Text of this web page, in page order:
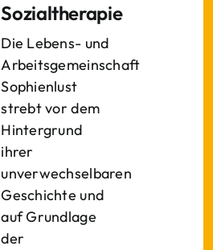
Sozialtherapie
Die Lebens- und
Arbeitsgemeinschaft
Sophienlust
strebt vor dem
Hintergrund
ihrer
unverwechselbaren
Geschichte und
auf Grundlage
der